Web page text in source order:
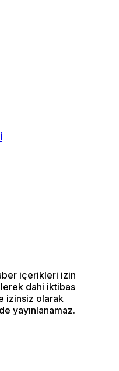
içerikleri izin
dahi iktibas
izinsiz olarak
yayınlanamaz.